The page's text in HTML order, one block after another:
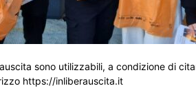
sono utilizzabili, a condizione di
https://inliberauscita.it